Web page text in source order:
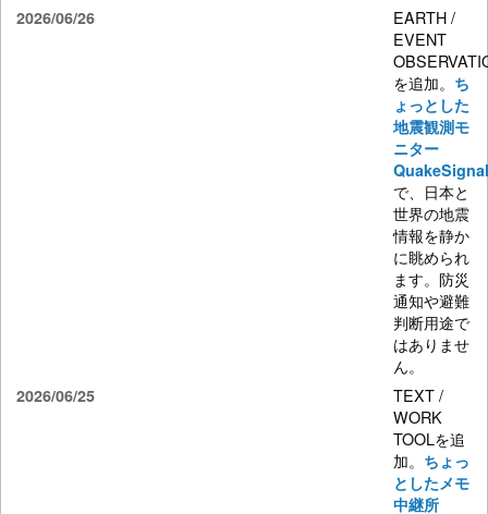
2026/06/26
EARTH /
EVENT
を追加。 ち
ょっとした
地震観測モ
ニター
で、日本と
世界の地震
情報を静か
に眺められ
ます。防災
通知や避難
判断用途で
はありませ
ん。
2026/06/25
TEXT /
WORK
TOOLを追
加。 ちょっ
としたメモ
中継所